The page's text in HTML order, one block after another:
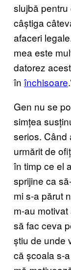
slujbă
câștiga
afaceri
mea este
datorez
în închisoare
Gen nu se
simțea
serios. Când
urmărit de
în timp ce el
sprijine ca
mi s-a părut
m-au
să fac ceva
știu de unde
că școala s-